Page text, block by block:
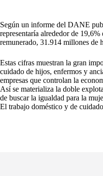
Según un informe del DANE
representaría alrededor de
remunerado, 31.914 millones de
Estas cifras muestran la gran
cuidado de hijos, enfermos y
empresas que controlan la
Así se materializa la doble
de buscar la igualdad para la
El trabajo doméstico y de